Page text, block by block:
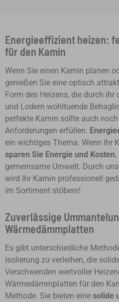
Energieeffizient heizen:
für den Kamin
Wenn Sie einen Kamin planen
genießen Sie eine optisch
Form des Heizens, die durch
und Lodern wohltuende
perfekte Kamin sollte auch
Anforderungen erfüllen.
ein wichtiges Thema. Wenn Ihr
sparen Sie Energie und Kosten
gemeinsame Umwelt. Durch
wird Ihr Kamin professionell
im Sortiment stöbern!
Zuverlässige
Wärmedämmplatten
Es gibt unterschiedliche
Isolierung zu verleihen, die
Verschwenden wertvoller
Wärmedämmplatten für den
Methode. Sie bieten eine solide